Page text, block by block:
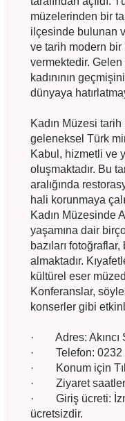
müzelerinden bir
ilçesinde bulunan
ve tarih modern
vermektedir.
kadınının
dünyaya
Kadın Müzesi
geleneksel Türk
Kabul, hizmetli ve
oluşmaktadır. Bu
aralığında
hali korunmaya
Kadın Müzesinde
yaşamına dair
bazıları
almaktadır.
kültürel eser
Konferanslar,
konserler gibi
· Adres:
· Telefon:
·
Konum için
· Ziyaret
· Giriş ücreti:
ücretsizdir.